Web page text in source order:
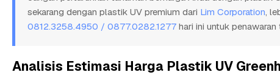
sekarang dengan plastik UV premium dari Lim Corporation,
0812.3258.4950 / 0877.0282.1277 hari ini untuk penawaran
Analisis Estimasi Harga Plastik UV